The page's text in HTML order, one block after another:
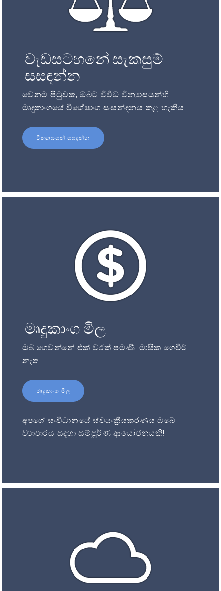
වැඩසටහනේ සැකසුම්
සසඳන්න
වෙනම පිටුවක, ඔබට විවිධ වින්‍යාසයන්හි
මෘදුකාංගයේ විශේෂාංග සංසන්දනය කළ හැකිය.
වින්‍යාසයන් සසඳන්න
මෘදුකාංග මිල
ඔබ ගෙවන්නේ එක් වරක් පමණි. මාසික ගෙවීම්
නැත!
මෘදුකාංග මිල
අපගේ සංවිධානයේ ස්වයංක්‍රීයකරණය ඔබේ
ව්‍යාපාරය සඳහා සම්පූර්ණ ආයෝජනයකි!